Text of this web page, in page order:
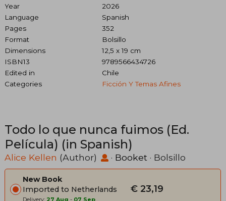
Year
2026
Language
Spanish
Pages
352
Format
Bolsillo
Dimensions
12,5 x 19 cm
ISBN13
9789566434726
Edited in
Chile
Categories
Ficción Y Temas Afines
Todo lo que nunca fuimos (Ed.
Película) (in Spanish)
Alice Kellen (Author) · Booket · Bolsillo
New Book
Imported to Netherlands
€ 23,19